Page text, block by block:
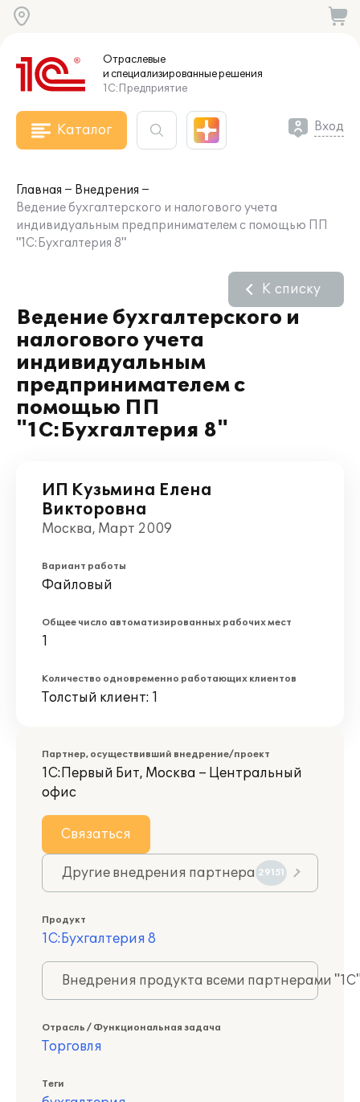
Отраслевые
и специализированныерешения
1С:Предприятие
Каталог Вход
Главная
Внедрения
Ведение бухгалтерского и налогового учета
индивидуальным предпринимателем с помощью ПП
"1С:Бухгалтерия 8"
Ведение бухгалтерского и
налогового учета
индивидуальным
предпринимателем с
помощью ПП
"1С:Бухгалтерия 8"
К списку
ИП Кузьмина Елена
Викторовна
Москва, Март 2009
Вариант работы
Файловый
Общее число автоматизированных рабочих мест
1
Количество одновременно работающих клиентов
Толстый клиент: 1
Партнер, осуществивший внедрение/проект
1С:Первый Бит, Москва – Центральный
офис
Связаться
Другие внедрения партнера 29151
Продукт
1С:Бухгалтерия 8
Внедрения продукта всеми партнерами
Отрасль / Функциональная задача
Торговля
Теги